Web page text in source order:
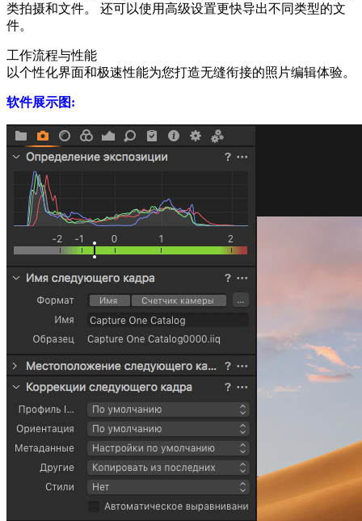
类拍摄和文件。 还可以使用高级设置更快导出不同类型的文
件。
工作流程与性能
以个性化界面和极速性能为您打造无缝衔接的照片编辑体验。
软件展示图: